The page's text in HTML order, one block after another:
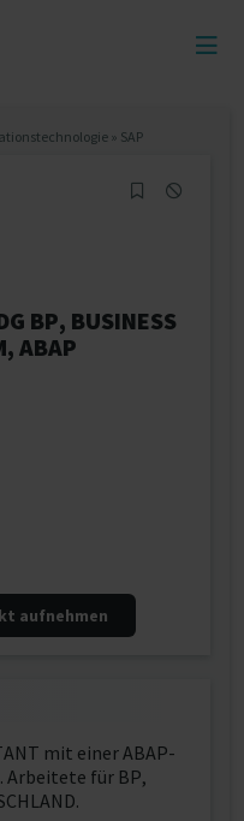
» SAP
BP, BUSINESS
ABAP
aufnehmen
mit einer ABAP-
Arbeitete für BP,